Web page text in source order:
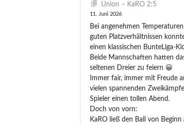
Union – KaRO 2:5
11. Juni 2026
Bei angenehmen
guten Platzverhältnissen
einen klassischen BunteLiga-
Beide Mannschaften hatten
seltenen Dreier zu feiern 😀
Immer fair, immer mit Freude
vielen spannenden
Spieler einen tollen Abend.
Doch von vorn:
KaRO ließ den Ball von